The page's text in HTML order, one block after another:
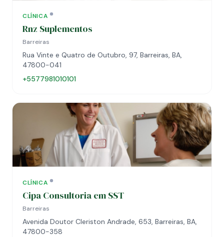
CLÍNICA
Rnz Suplementos
Barreiras
Rua Vinte e Quatro de Outubro, 97, Barreiras, BA,
47800-041
+5577981010101
CLÍNICA
Cipa Consultoria em SST
Barreiras
Avenida Doutor Cleriston Andrade, 653, Barreiras, BA,
47800-358